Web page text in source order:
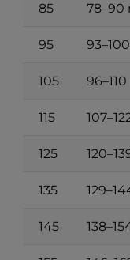
85 78–90
95
105
115
125
135
145